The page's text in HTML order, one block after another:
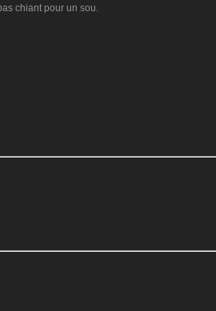
chiant pour un sou.